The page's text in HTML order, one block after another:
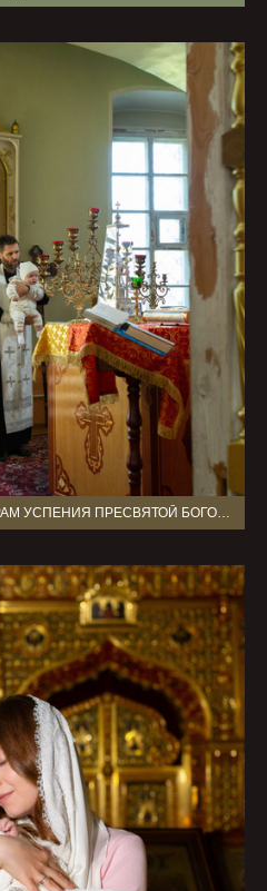
КРЕЩЕНИЕ ДВУХ БРАТЬЕВ. ХРАМ УСПЕНИЯ ПРЕСВЯТОЙ БОГОРОДИЦЫ